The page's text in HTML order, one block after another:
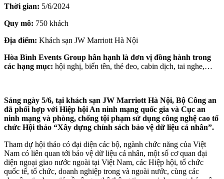
Thời gian: 5/6/2024
Quy mô: 750 khách
Địa điểm: Khách sạn JW Marriott Hà Nội
Hòa Bình Events Group hân hạnh là đơn vị đồng hành trong
các hạng mục: hội nghị, biển tên, thẻ đeo, cabin dịch, tai nghe,…
Sáng ngày 5/6, tại khách sạn JW Marriott Hà Nội, Bộ Công an
đã phối hợp với Hiệp hội An ninh mạng quốc gia và Cục an
ninh mạng và phòng, chống tội phạm sử dụng công nghệ cao tổ
chức Hội thảo “Xây dựng chính sách bảo vệ dữ liệu cá nhân”.
Tham dự hội thảo có đại diện các bộ, ngành chức năng của Việt
Nam có liên quan tới bảo vệ dữ liệu cá nhân, một số cơ quan đại
diện ngoại giao nước ngoài tại Việt Nam, các Hiệp hội, tổ chức
quốc tế, tổ chức, doanh nghiệp trong và ngoài nước, cùng các